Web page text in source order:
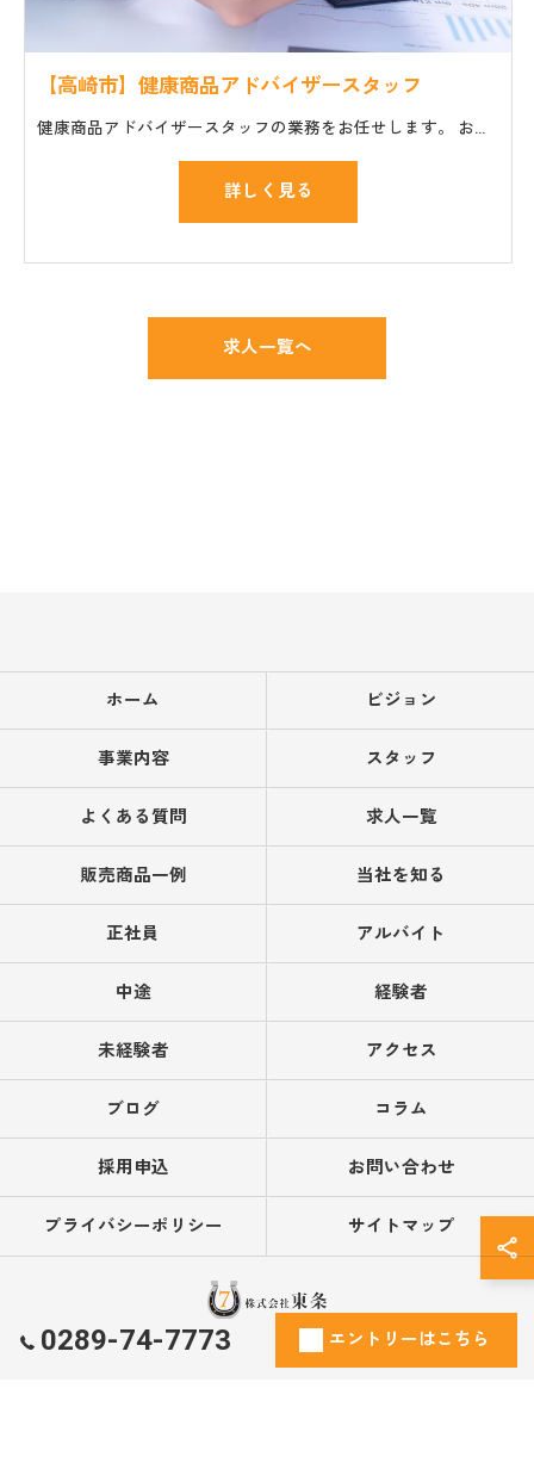
【高崎市】健康商品アドバイザースタッフ
健康商品アドバイザースタッフの業務をお任せします。 お仕事の一般的な流れ ・セミナーやイベント会場への商品や機材の搬入、設置 ・講師や主催者のサポート ・個人のお客様の質問や相談に対応
詳しく見る
求人一覧へ
0289-74-7773 エントリーはこちら
ホーム ビジョン
事業内容 スタッフ
よくある質問 求人一覧
販売商品一例 当社を知る
正社員 アルバイト
中途 経験者
未経験者 アクセス
ブログ コラム
採用申込 お問い合わせ
プライバシーポリシー サイトマップ
© 2026 栃木県鹿沼市で営業の求人なら株式会社東条 ALL RIGHTS RESERVED.